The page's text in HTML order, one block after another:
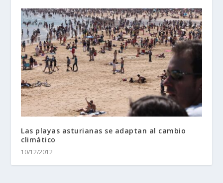
Las playas asturianas se adaptan al cambio
climático
10/12/2012